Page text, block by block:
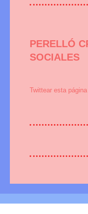
PERELLÓ
SOCIALES
Twittear esta página